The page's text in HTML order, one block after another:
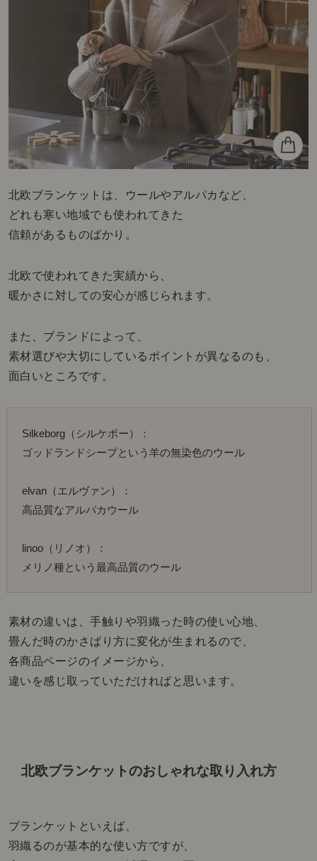
北欧ブランケットは、ウールやアルパカなど、
どれも寒い地域でも使われてきた
信頼があるものばかり。
北欧で使われてきた実績から、
暖かさに対しての安心が感じられます。
また、ブランドによって、
素材選びや大切にしているポイントが異なるのも、
面白いところです。
Silkeborg（シルケボー）：
ゴッドランドシープという羊の無染色のウール
elvan（エルヴァン）：
高品質なアルパカウール
linoo（リノオ）：
メリノ種という最高品質のウール
素材の違いは、手触りや羽織った時の使い心地、
畳んだ時のかさばり方に変化が生まれるので、
各商品ページのイメージから、
違いを感じ取っていただければと思います。
北欧ブランケットのおしゃれな取り入れ方
ブランケットといえば、
羽織るのが基本的な使い方ですが、